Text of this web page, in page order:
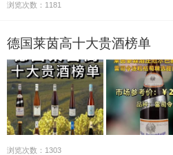
浏览次数：1181
德国莱茵高十大贵酒榜单
浏览次数：1303